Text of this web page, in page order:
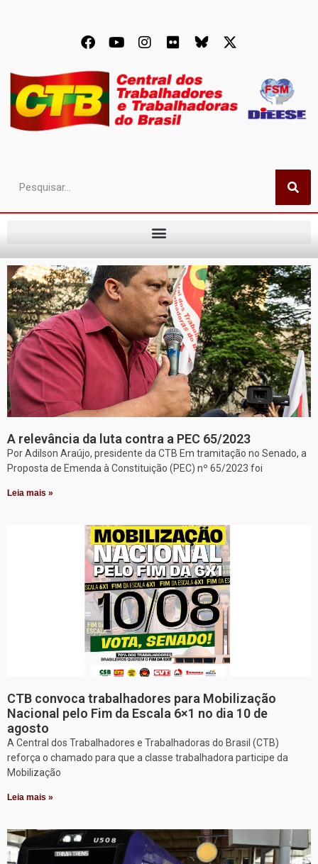
A relevância da luta contra a PEC 65/2023
Por Adilson Araújo, presidente da CTB Em tramitação no Senado, a
Proposta de Emenda à Constituição (PEC) nº 65/2023 foi
Leia mais »
CTB convoca trabalhadores para Mobilização
Nacional pelo Fim da Escala 6×1 no dia 10 de
agosto
A Central dos Trabalhadores e Trabalhadoras do Brasil (CTB)
reforça o chamado para que a classe trabalhadora participe da
Mobilização
Leia mais »